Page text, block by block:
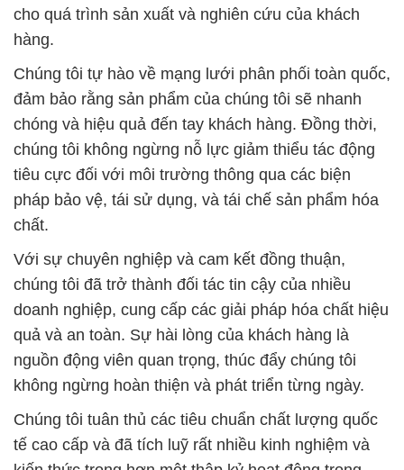
cho quá trình sản xuất và nghiên cứu của khách
hàng.
Chúng tôi tự hào về mạng lưới phân phối toàn quốc,
đảm bảo rằng sản phẩm của chúng tôi sẽ nhanh
chóng và hiệu quả đến tay khách hàng. Đồng thời,
chúng tôi không ngừng nỗ lực giảm thiểu tác động
tiêu cực đối với môi trường thông qua các biện
pháp bảo vệ, tái sử dụng, và tái chế sản phẩm hóa
chất.
Với sự chuyên nghiệp và cam kết đồng thuận,
chúng tôi đã trở thành đối tác tin cậy của nhiều
doanh nghiệp, cung cấp các giải pháp hóa chất hiệu
quả và an toàn. Sự hài lòng của khách hàng là
nguồn động viên quan trọng, thúc đẩy chúng tôi
không ngừng hoàn thiện và phát triển từng ngày.
Chúng tôi tuân thủ các tiêu chuẩn chất lượng quốc
tế cao cấp và đã tích luỹ rất nhiều kinh nghiệm và